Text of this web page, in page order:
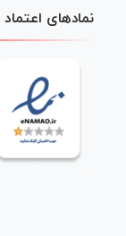
نمادهای اعتماد